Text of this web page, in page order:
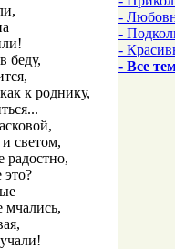
беду,
к роднику,
светом,
радостно,
это?
мчались,
-
-
-
- Все